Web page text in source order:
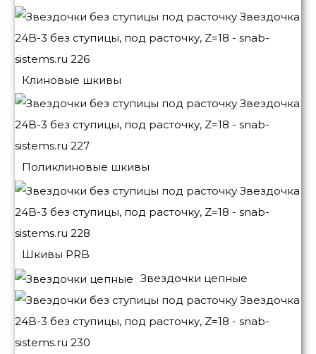
Клиновые шкивы
Поликлиновые шкивы
Шкивы PRB
Звездочки цепные